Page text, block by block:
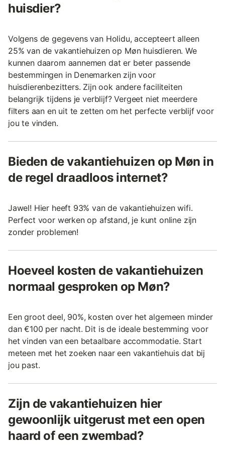
huisdier?
Volgens de gegevens van Holidu, accepteert alleen
25% van de vakantiehuizen op Møn huisdieren. We
kunnen daarom aannemen dat er beter passende
bestemmingen in Denemarken zijn voor
huisdierenbezitters. Zijn ook andere faciliteiten
belangrijk tijdens je verblijf? Vergeet niet meerdere
filters aan en uit te zetten om het perfecte verblijf voor
jou te vinden.
Bieden de vakantiehuizen op Møn in
de regel draadloos internet?
Jawel! Hier heeft 93% van de vakantiehuizen wifi.
Perfect voor werken op afstand, je kunt online zijn
zonder problemen!
Hoeveel kosten de vakantiehuizen
normaal gesproken op Møn?
Een groot deel, 90%, kosten over het algemeen minder
dan €100 per nacht. Dit is de ideale bestemming voor
het vinden van een betaalbare accommodatie. Start
meteen met het zoeken naar een vakantiehuis dat bij
jou past.
Zijn de vakantiehuizen hier
gewoonlijk uitgerust met een open
haard of een zwembad?